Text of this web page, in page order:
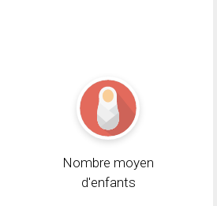
Nombre moyen
d'enfants